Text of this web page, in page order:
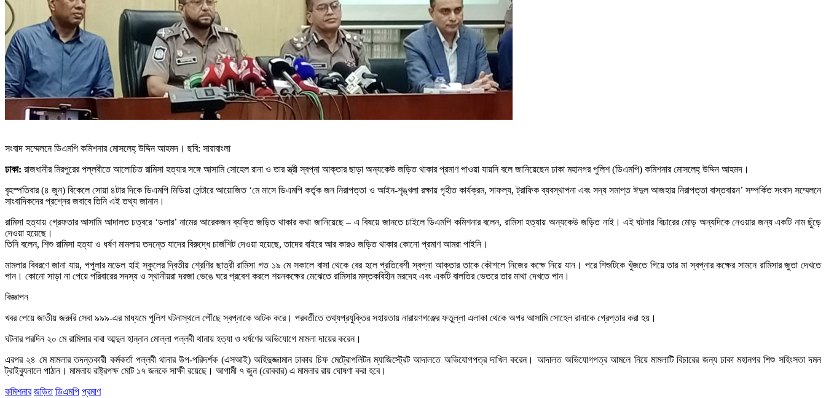
সংবাদ সম্মেলনে ডিএমপি কমিশনার মোসলেহ্ উদ্দিন আহমদ। ছবি: সারাবাংলা
ঢাকা: রাজধানীর মিরপুরের পল্লবীতে আলোচিত রামিসা হত্যার সঙ্গে আসামি সোহেল রানা ও তার স্ত্রী স্বপ্না আক্তার ছাড়া অন্যকেউ জড়িত থাকার প্রমাণ পাওয়া যায়নি বলে জানিয়েছেন ঢাকা মহানগর পুলিশ (ডিএমপি) কমিশনার মোসলেহ্ উদ্দিন আহমদ।
বৃহস্পতিবার (৪ জুন) বিকেলে সোয়া ৪টার দিকে ডিএমপি মিডিয়া সেন্টারে আয়োজিত ‘মে মাসে ডিএমপি কর্তৃক জন নিরাপত্তা ও আইন-শৃঙ্খলা রক্ষায় গৃহীত কার্যক্রম, সাফল্য, ট্রাফিক ব্যবস্থাপনা এবং সদ্য সমাপ্ত ঈদুল আজহায় নিরাপত্তা বাস্তবায়ন’ সম্পর্কিত সংবাদ সম্মেলনে
সাংবাদিকদের প্রশ্নের জবাবে তিনি এই তথ্য জানান।
রামিসা হত্যায় গ্রেফতার আসামি আদালত চত্বরে ‘ডলার’ নামের আরেকজন ব্যক্তি জড়িত থাকার কথা জানিয়েছে – এ বিষয়ে জানতে চাইলে ডিএমপি কমিশনার বলেন, রামিসা হত্যায় অন্যকেউ জড়িত নাই। এই ঘটনার বিচারের মোড় অন্যদিকে নেওয়ার জন্য একটি নাম ছুঁড়ে
দেওয়া হয়েছে।
তিনি বলেন, শিশু রামিসা হত্যা ও ধর্ষণ মামলায় তদন্তে যাদের বিরুদ্ধে চার্জশিট দেওয়া হয়েছে, তাদের বাইরে আর কারও জড়িত থাকার কোনো প্রমাণ আমরা পাইনি।
মামলার বিবরণে জানা যায়, পপুলার মডেল হাই স্কুলের দ্বিতীয় শ্রেণির ছাত্রী রামিসা গত ১৯ মে সকালে বাসা থেকে বের হলে প্রতিবেশী স্বপ্না আক্তার তাকে কৌশলে নিজের কক্ষে নিয়ে যান। পরে শিশুটিকে খুঁজতে গিয়ে তার মা স্বপ্নার কক্ষের সামনে রামিসার জুতা দেখতে
পান। কোনো সাড়া না পেয়ে পরিবারের সদস্য ও স্থানীয়রা দরজা ভেঙে ঘরে প্রবেশ করলে শয়নকক্ষের মেঝেতে রামিসার মস্তকবিহীন মরদেহ এবং একটি বালতির ভেতরে তার মাথা দেখতে পান।
বিজ্ঞাপন
খবর পেয়ে জাতীয় জরুরি সেবা ৯৯৯-এর মাধ্যমে পুলিশ ঘটনাস্থলে পৌঁছে স্বপ্নাকে আটক করে। পরবর্তীতে তথ্যপ্রযুক্তির সহায়তায় নারায়ণগঞ্জের ফতুল্লা এলাকা থেকে অপর আসামি সোহেল রানাকে গ্রেপ্তার করা হয়।
ঘটনার পরদিন ২০ মে রামিসার বাবা আব্দুল হান্নান মোল্লা পল্লবী থানায় হত্যা ও ধর্ষণের অভিযোগে মামলা দায়ের করেন।
এরপর ২৪ মে মামলার তদন্তকারী কর্মকর্তা পল্লবী থানার উপ-পরিদর্শক (এসআই) অহিদুজ্জামান ঢাকার চিফ মেট্রোপলিটন ম্যাজিস্ট্রেট আদালতে অভিযোগপত্র দাখিল করেন। আদালত অভিযোগপত্র আমলে নিয়ে মামলাটি বিচারের জন্য ঢাকা মহানগর শিশু সহিংসতা দমন
ট্রাইব্যুনালে পাঠান। মামলায় রাষ্ট্রপক্ষ মোট ১৭ জনকে সাক্ষী রয়েছে। আগামী ৭ জুন (রোববার) এ মামলার রায় ঘোষণা করা হবে।
কমিশনার জড়িত ডিএমপি প্রমাণ